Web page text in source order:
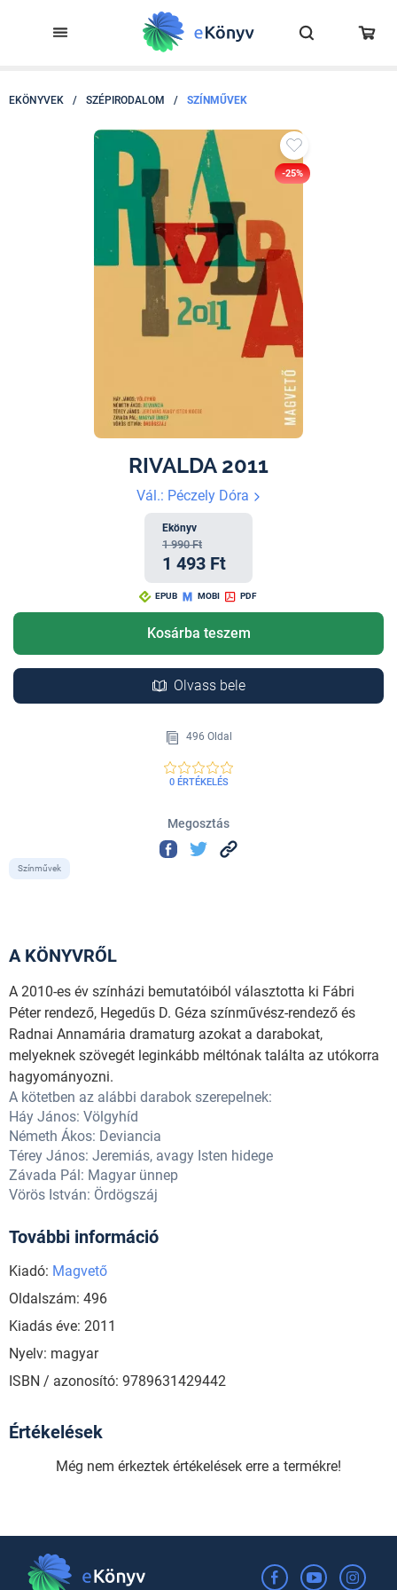
EKÖNYVEK / SZÉPIRODALOM / SZÍNMŰVEK
-25%
RIVALDA 2011
Vál.: Péczely Dóra
Ekönyv
1 990 Ft
1 493 Ft
EPUB MOBI PDF
Kosárba teszem
Olvass bele
496 Oldal
0 ÉRTÉKELÉS
Megosztás
Színművek
A KÖNYVRŐL
A 2010-es év színházi bemutatóiból választotta ki Fábri
Péter rendező, Hegedűs D. Géza színművész-rendező és
Radnai Annamária dramaturg azokat a darabokat,
melyeknek szövegét leginkább méltónak találta az utókorra
hagyományozni.
A kötetben az alábbi darabok szerepelnek:
Háy János: Völgyhíd
Németh Ákos: Deviancia
Térey János: Jeremiás, avagy Isten hidege
Závada Pál: Magyar ünnep
Vörös István: Ördögszáj
További információ
Kiadó: Magvető
Oldalszám: 496
Kiadás éve: 2011
Nyelv: magyar
ISBN / azonosító: 9789631429442
Értékelések
Még nem érkeztek értékelések erre a termékre!